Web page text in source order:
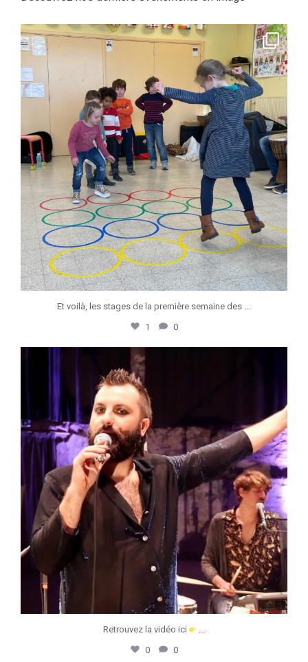
jeunessesmusicaleswapi
Avr 9
Et voilà, les stages de la première semaine des ...
1 0
jeunessesmusicaleswapi
Retrouvez la vidéo ici ...
0 0